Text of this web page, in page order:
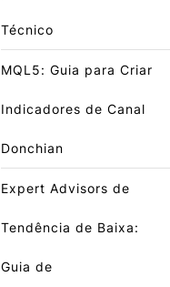
Técnico
MQL5: Guia para Criar
Indicadores de Canal
Donchian
Expert Advisors de
Tendência de Baixa:
Guia de